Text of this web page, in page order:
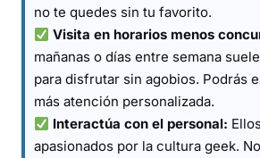
no te quedes sin tu favorito.
Visita en horarios menos
mañanas o días entre semana
para disfrutar sin agobios. Podrás
más atención personalizada.
Interactúa con el personal:
apasionados por la cultura geek.